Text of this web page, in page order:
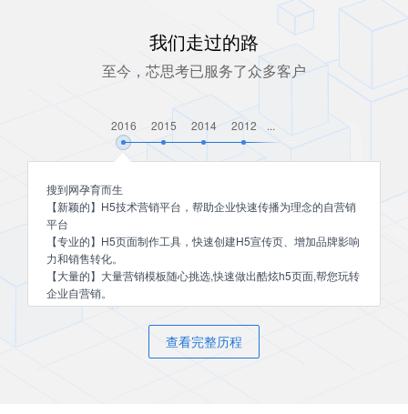
我们走过的路
至今，芯思考已服务了众多客户
2016 2015 2014 2012 ...
搜到网孕育而生
【新颖的】H5技术营销平台，帮助企业快速传播为理念的自营销
平台
【专业的】H5页面制作工具，快速创建H5宣传页、增加品牌影响
力和销售转化。
【大量的】大量营销模板随心挑选,快速做出酷炫h5页面,帮您玩转
企业自营销。
查看完整历程